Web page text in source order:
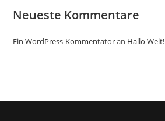
Neueste Kommentare
Ein WordPress-Kommentatoran Hallo Welt!